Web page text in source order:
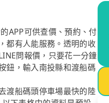
APP可供查價、預約、付
都有人能服務。透明的收
問報價，只要花一分鐘
鈕，輸入南投縣和渡船碼
渡船碼頭停車場最快的陸